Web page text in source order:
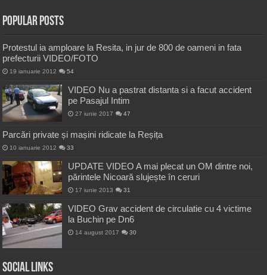
Popular Posts
Protestul ia amploare la Resita, in jur de 800 de oameni in fata
prefecturii VIDEO/FOTO
19 ianuarie 2012 54
VIDEO Nu a pastrat distanta si a facut accident
pe Pasajul Intim
27 iunie 2017 47
Parcări private și mașini ridicate la Reșița
10 ianuarie 2012 33
UPDATE VIDEO A mai plecat un OM dintre noi,
părintele Nicoară slujește în ceruri
17 iunie 2013 31
VIDEO Grav accident de circulatie cu 4 victime
la Buchin pe Dn6
14 august 2017 30
Social Links